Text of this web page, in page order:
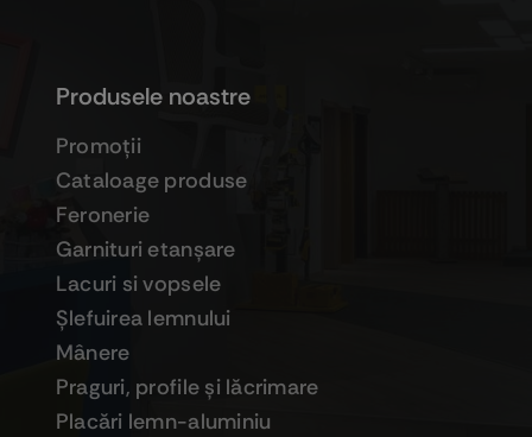
Produsele noastre
Promoţii
Cataloage produse
Feronerie
Garnituri etanşare
Lacuri si vopsele
Şlefuirea lemnului
Mânere
Praguri, profile şi lăcrimare
Placări lemn-aluminiu